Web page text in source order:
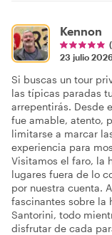
Kennon
23 julio
Si buscas un tour
las típicas paradas
arrepentirás. Desde
fue amable, atento,
limitarse a marcar
experiencia para
Visitamos el faro, la
lugares fuera de lo
por nuestra cuenta.
fascinantes sobre la
Santorini, todo
disfrutar de cada